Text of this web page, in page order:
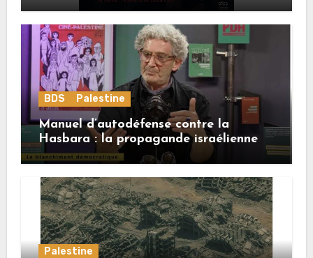
BDS Palestine
Manuel d’autodéfense contre la
Hasbara : la propagande israélienne
Palestine